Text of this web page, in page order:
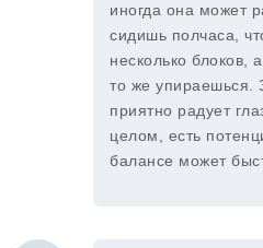
иногда она может
сидишь полчаса,
несколько блоков,
то же упираешься.
приятно радует
целом, есть
балансе может